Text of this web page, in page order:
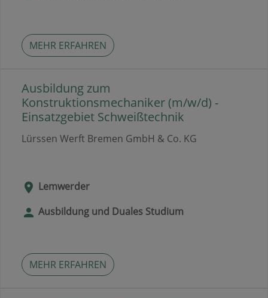
MEHR ERFAHREN
Ausbildung zum
Konstruktionsmechaniker (m/w/d) -
Einsatzgebiet Schweißtechnik
Lürssen Werft Bremen GmbH & Co. KG
Lemwerder
Ausbildung und Duales Studium
MEHR ERFAHREN